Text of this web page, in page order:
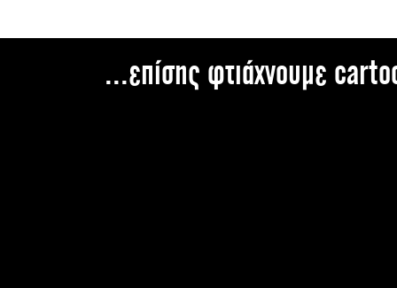
...επίσης φτιάχνουμε